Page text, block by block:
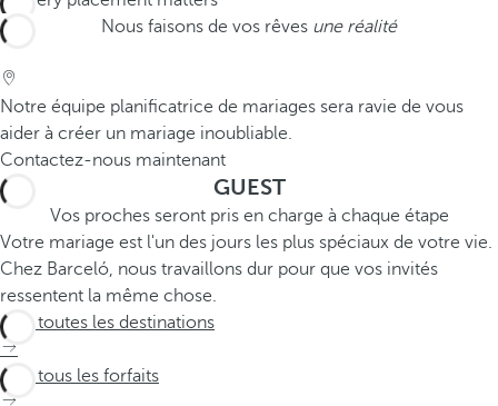
Nous faisons de vos rêves une réalité
Notre équipe planificatrice de mariages sera ravie de vous
aider à créer un mariage inoubliable.
Contactez-nous maintenant
GUEST
Vos proches seront pris en charge à chaque étape
Votre mariage est l'un des jours les plus spéciaux de votre vie.
Chez Barceló, nous travaillons dur pour que vos invités
ressentent la même chose.
Voir toutes les destinations
Voir tous les forfaits